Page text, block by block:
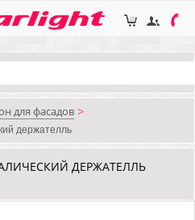
для фасадов >
держателль
ДЕРЖАТЕЛЛЬ